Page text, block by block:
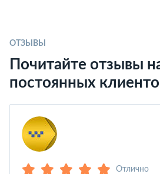
ОТЗЫВЫ
Почитайте отзывы
постоянных
Отлично